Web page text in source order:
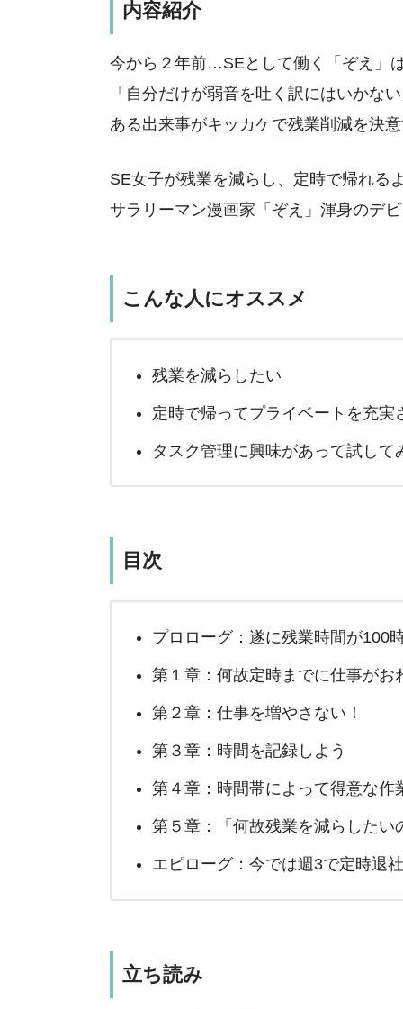
内容紹介
今から２年前…SEとして働く「ぞえ」
「自分だけが弱音を吐く訳にはいかな
ある出来事がキッカケで残業削減を決
SE女子が残業を減らし、定時で帰れる
サラリーマン漫画家「ぞえ」渾身のデ
こんな人にオススメ
残業を減らしたい
定時で帰ってプライベートを充実
タスク管理に興味があって試して
目次
プロローグ：遂に残業時間が100
第１章：何故定時までに仕事がお
第２章：仕事を増やさない！
第３章：時間を記録しよう
第４章：時間帯によって得意な作
第５章：「何故残業を減らしたい
エピローグ：今では週3で定時退社
立ち読み